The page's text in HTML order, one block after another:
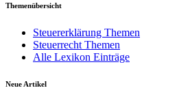
Themenübersicht
Steuererklärung Themen
Steuerrecht Themen
Alle Lexikon Einträge
Neue Artikel